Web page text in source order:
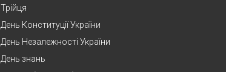
Трійця
День Конституції України
День Незалежності України
День знань